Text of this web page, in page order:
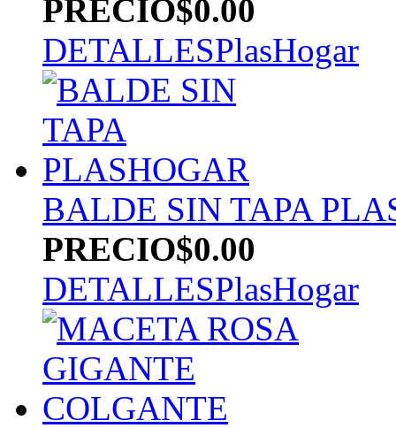
PRECIO$0.00
DETALLESPlasHogar
BALDE SIN TAPA
PRECIO$0.00
DETALLESPlasHogar